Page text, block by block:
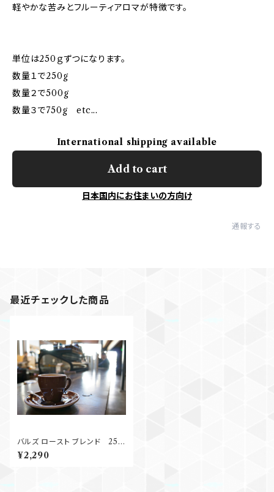
軽やかな苦みとフルーティアロマが特徴です。
単位は250ｇずつになります。
数量１で250g
数量２で500g
数量３で750g etc...
International shipping available
Add to cart
日本国内にお住まいの方向け
通報する
最近チェックした商品
バルズ ロースト ブレンド 250
g
¥2,290